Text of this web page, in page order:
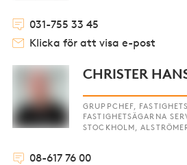
031-755 33 45
Klicka för att visa e-post
CHRISTER
GRUPPCHEF,
FASTIGHETSÄGARNA
STOCKHOLM,
08-617 76 00